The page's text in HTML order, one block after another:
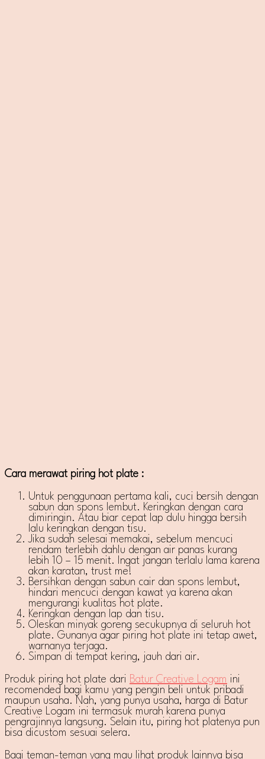
Cara merawat piring hot plate :
Untuk penggunaan pertama kali, cuci bersih dengan
sabun dan spons lembut. Keringkan dengan cara
dimiringin. Atau biar cepat lap dulu hingga bersih
lalu keringkan dengan tisu.
Jika sudah selesai memakai, sebelum mencuci
rendam terlebih dahlu dengan air panas kurang
lebih 10 – 15 menit. Ingat jangan terlalu lama karena
akan karatan, trust me!
Bersihkan dengan sabun cair dan spons lembut,
hindari mencuci dengan kawat ya karena akan
mengurangi kualitas hot plate.
Keringkan dengan lap dan tisu.
Oleskan minyak goreng secukupnya di seluruh hot
plate. Gunanya agar piring hot plate ini tetap awet,
warnanya terjaga.
Simpan di tempat kering, jauh dari air.
Produk piring hot plate dari Batur Creative Logam ini
recomended bagi kamu yang pengin beli untuk pribadi
maupun usaha. Nah, yang punya usaha, harga di Batur
Creative Logam ini termasuk murah karena punya
pengrajinnya langsung. Selain itu, piring hot platenya pun
bisa dicustom sesuai selera.
Bagi teman-teman yang mau lihat produk lainnya bisa